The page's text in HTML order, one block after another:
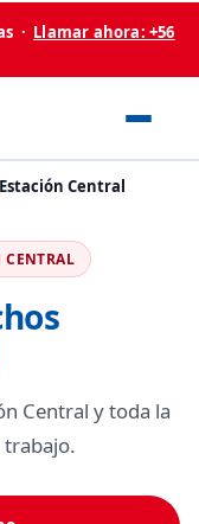
· Llamar ahora: +56
Estación Central
CENTRAL
Central y toda la
trabajo.